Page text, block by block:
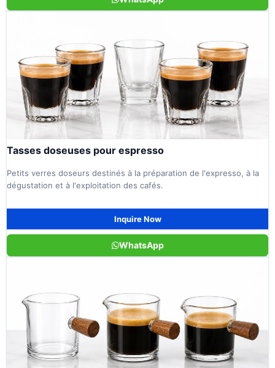
Tasses doseuses pour espresso
Petits verres doseurs destinés à la préparation de l'expresso, à la
dégustation et à l'exploitation des cafés.
Inquire Now
WhatsApp